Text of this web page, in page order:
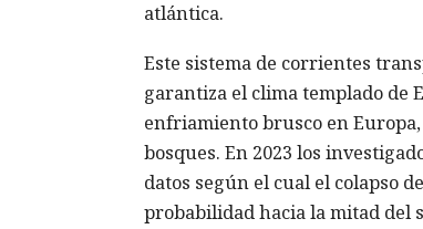
atlántica.
Este sistema de corrientes
garantiza el clima templado de
enfriamiento brusco en
bosques. En 2023 los
datos según el cual el colapso
probabilidad hacia la mitad del